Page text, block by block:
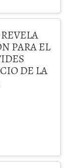
PARA EL
DE LA